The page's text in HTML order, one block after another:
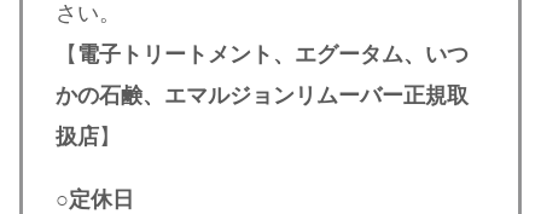
さい。
【 電子トリートメント、エグータム、いつ
かの石鹸、エマルジョンリムーバー正規取
扱店】
○定休日